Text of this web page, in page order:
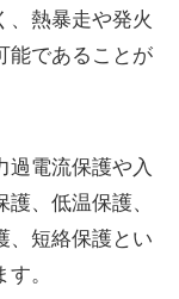
、熱暴走や発火
能であることが
過電流保護や入
、低温保護、
、短絡保護とい
。